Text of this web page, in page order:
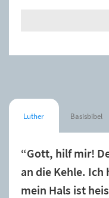
Luther Basisbibel
“Gott, hilf mir!
an die Kehle. Ich
mein Hals ist